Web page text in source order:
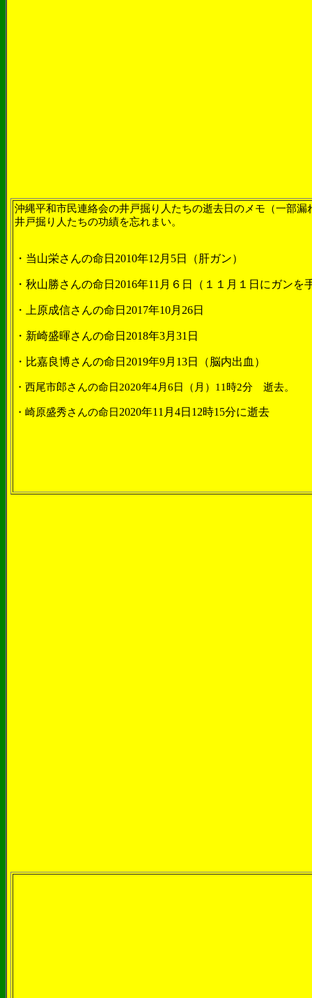
沖縄平和市民連絡会の井戸掘り人たちの逝去日のメモ（一部
井戸掘り人たちの功績を忘れまい。
・当山栄さんの命日 2010年12 月 5日（肝ガン）
・秋山勝さんの命日 2016年11 月６日（１１月１日にガン
・上原成信さんの命日 2017年10月 26日
・新崎盛暉さんの命日 2018年3月 31 日
・比嘉良博さんの命日 2019年9月 13日（脳内出血）
・西尾市郎さんの命日 2020年4月 6 日（月） 11 時2分 逝去。
・崎原盛秀さんの命日 2020年11 月 4日 12時15分に逝去